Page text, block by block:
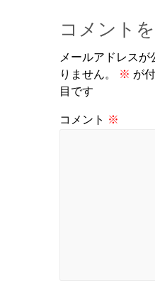
コメント
メールアドレスが
りません。
※ が
目です
コメント ※